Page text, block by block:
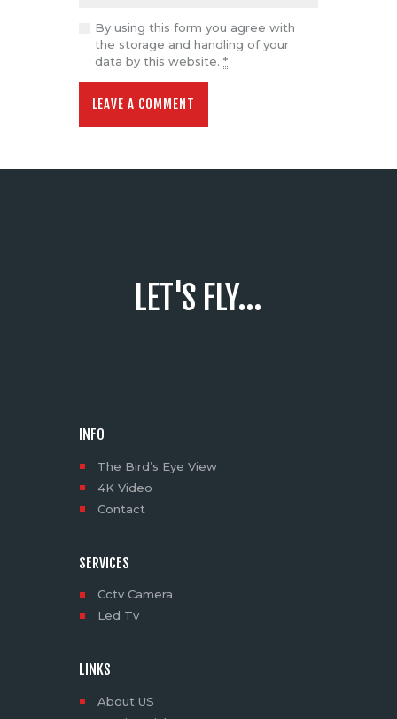
By using this form you agree with
the storage and handling of your
data by this website.*
LET'S FLY...
INFO
The Bird’s Eye View
4K Video
Contact
SERVICES
Cctv Camera
Led Tv
LINKS
About US